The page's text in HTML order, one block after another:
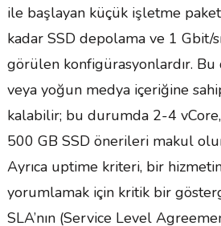
ile başlayan küçük işletme
kadar SSD depolama ve 1 Gbit/
görülen konfigürasyonlardır.
veya yoğun medya içeriğine
kalabilir; bu durumda 2-4
500 GB SSD önerileri makul
Ayrıca uptime kriteri, bir
yorumlamak için kritik bir
SLA’nın (Service Level